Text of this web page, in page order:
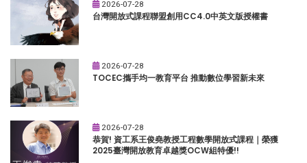
2026-07-28
台灣開放式課程聯盟創用CC4.0中英文版授權書
2026-07-28
TOCEC攜手均一教育平台 推動數位學習新未來
2026-07-28
恭賀! 資工系王俊堯教授工程數學開放式課程｜榮獲
2025臺灣開放教育卓越獎OCW組特優!!